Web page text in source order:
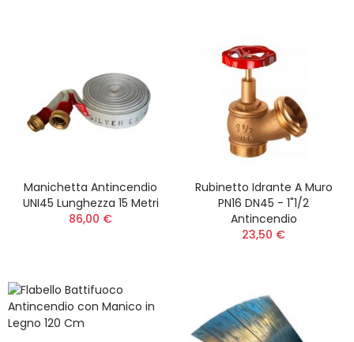
Manichetta Antincendio
UNI45 Lunghezza 15 Metri
86,00 €
Rubinetto Idrante A Muro
PN16 DN45 - 1"1/2
Antincendio
23,50 €